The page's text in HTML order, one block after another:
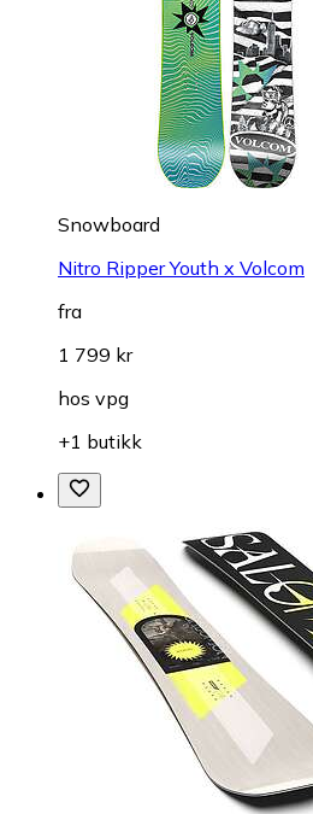
Snowboard
Nitro Ripper Youth x Volcom
fra
1 799 kr
hos vpg
+1 butikk